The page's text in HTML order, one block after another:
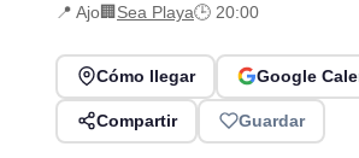
📍 Ajo🏢Sea Playa🕒 20:00
Cómo llegar Google
Compartir Guardar